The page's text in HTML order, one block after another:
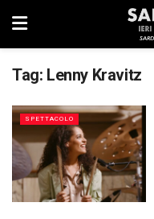
Tag: Lenny Kravitz
SPETTACOLO